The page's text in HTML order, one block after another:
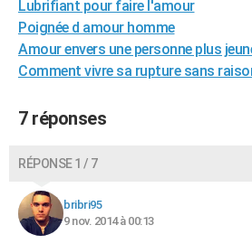
Destinations
Voyage nature
Voyage de noces
PHOTO
GUIDES D'ACHAT
CARTE DE VOEUX
Carte de Noël
Carte Bonne année
Carte Saint-Valentin
Carte Pâques
Carte d'anniversaire
DICTIONNAIRE
Dictionnaire
Biographies
Citations
Expressions
Proverbes
PROGRAMME TV
Lubrifiant pour faire l'amour
Poignée d amour homme
Amour envers une personne plus
Comment vivre sa rupture sans
7 réponses
RÉPONSE 1 / 7
bribri95
9 nov. 2014 à 00:13